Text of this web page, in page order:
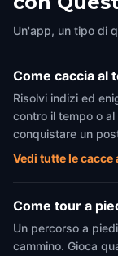
Un'app, un tipo di
Come caccia al
Risolvi indizi ed
contro il tempo o
conquistare un
Vedi tutte le
Come tour a
Un percorso a
cammino. Gioca